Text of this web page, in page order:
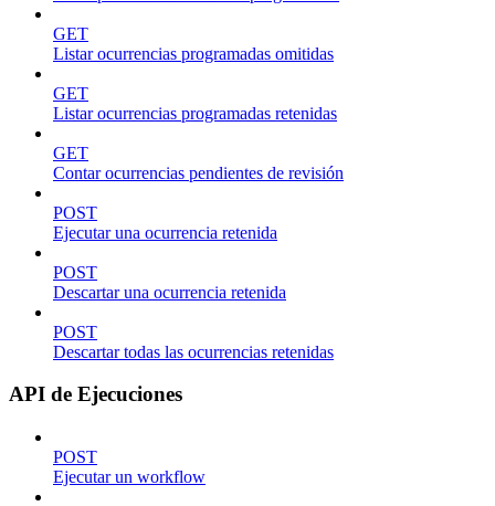
GET
Listar ocurrencias programadas omitidas
GET
Listar ocurrencias programadas retenidas
GET
Contar ocurrencias pendientes de revisión
POST
Ejecutar una ocurrencia retenida
POST
Descartar una ocurrencia retenida
POST
Descartar todas las ocurrencias retenidas
API de Ejecuciones
POST
Ejecutar un workflow